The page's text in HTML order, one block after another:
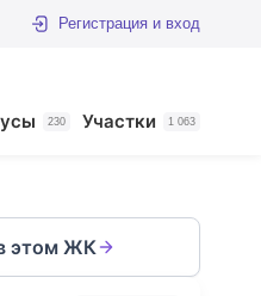
Регистрация и вход
230 Участки 1 063
этом ЖК